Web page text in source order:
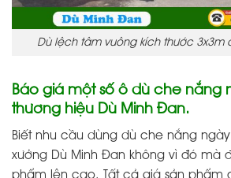
Dù lệch tâm vuông kích thước 3x3m
Báo giá một số ô dù che nắng
thương hiệu Dù Minh Đan.
Biết nhu cầu dùng dù che nắng
xưởng Dù Minh Đan không vì đó mà
phẩm lên cao. Tất cả giá sản phẩm